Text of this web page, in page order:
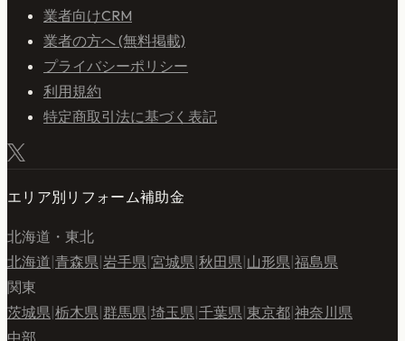
業者向けCRM
業者の方へ (無料掲載)
プライバシーポリシー
利用規約
特定商取引法に基づく表記
エリア別リフォーム補助金
北海道・東北
北海道 青森県 岩手県 宮城県 秋田県 山形県 福島県
関東
茨城県 栃木県 群馬県 埼玉県 千葉県 東京都 神奈川県
中部